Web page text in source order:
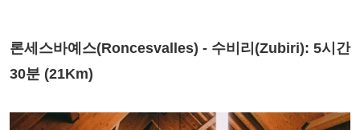
론세스바예스(Roncesvalles) - 수비리(Zubiri): 5시간
30분 (21Km)